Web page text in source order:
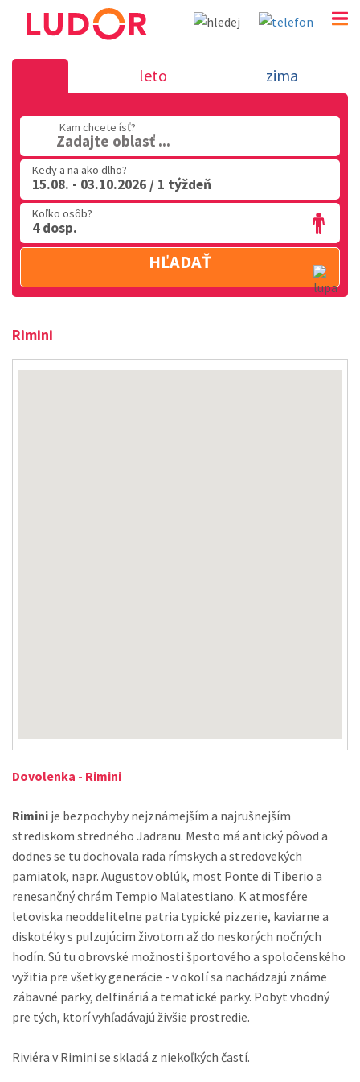
Dovolenka Taliansko - 2026
02 2063 3182
leto zima
Kam chcete ísť?
Zadajte oblasť ...
Kedy a na ako dlho?
15.08. - 03.10.2026 / 1 týždeň
Koľko osôb?
4 dosp.
HĽADAŤ
Rimini
Dovolenka - Rimini
Rimini je bezpochyby nejznámejším a najrušnejším
strediskom stredného Jadranu. Mesto má antický pôvod a
dodnes se tu dochovala rada rímskych a stredovekých
pamiatok, napr. Augustov oblúk, most Ponte di Tiberio a
renesančný chrám Tempio Malatestiano. K atmosfére
letoviska neoddelitelne patria typické pizzerie, kaviarne a
diskotéky s pulzujúcim životom až do neskorých nočných
hodín. Sú tu obrovské možnosti športového a spoločenského
vyžitia pre všetky generácie - v okolí sa nachádzajú známe
zábavné parky, delfináriá a tematické parky. Pobyt vhodný
pre tých, ktorí vyhľadávajú živšie prostredie.
Riviéra v Rimini se skladá z niekoľkých častí.